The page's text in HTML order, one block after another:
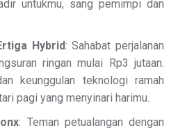
untukmu, sang pemimpi dan
Hybrid: Sahabat perjalanan
ringan mulai Rp3 jutaan.
keunggulan teknologi ramah
pagi yang menyinari harimu.
: Teman petualangan dengan